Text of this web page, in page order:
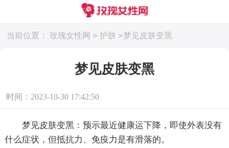
当前位置： 玫瑰女性网 > 护肤 >梦见皮肤变黑
梦见皮肤变黑
时间：2023-10-30 17:42:50
梦见皮肤变黑：预示最近健康运下降，即使外表没有
什么症状，但抵抗力、免疫力是有滑落的。